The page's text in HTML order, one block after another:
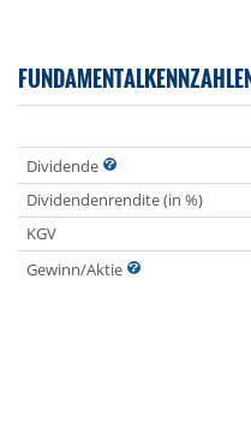
Dividende
Dividendenrendite (in %)
KGV
Gewinn/Aktie